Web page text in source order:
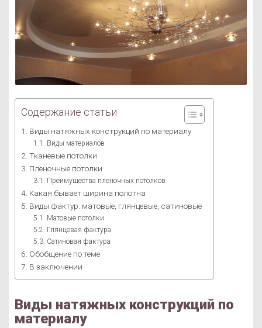
Содержание статьи
Виды натяжных конструкций по материалу
Виды материалов
Тканевые потолки
Пленочные потолки
Преимущества пленочных потолков
Какая бывает ширина полотна
Виды фактур: матовые, глянцевые, сатиновые
Матовые потолки
Глянцевая фактура
Сатиновая фактура
Обобщение по теме
В заключении
Виды натяжных конструкций по
материалу